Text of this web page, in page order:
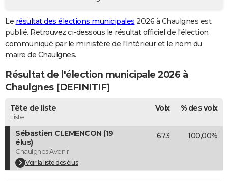
GUIDES D'ACHAT
BONS PLANS
CARTE DE VOEUX
Carte de Noël
Carte Bonne année
Carte Saint-Valentin
Carte Pâques
Carte d'anniversaire
DICTIONNAIRE
Dictionnaire
Biographies
Citations
Expressions
Proverbes
PROGRAMME TV
COPAINS D'AVANT
S'inscrire
Se connecter
Lycées
Collèges
Primaires
Universités
Entreprises
Service militaire
Avis de recherche
AVIS DE DÉCÈS
Le résultat des élections municipales 2026 à Chaulgnes est
publié. Retrouvez ci-dessous le résultat officiel de l'élection
communiqué par le ministère de l'Intérieur et le nom du
maire de Chaulgnes.
Résultat de l'élection municipale 2026 à
Chaulgnes [DEFINITIF]
Tête de liste
Liste
Voix % des voix
Sébastien CLEMENCON (19
élus)
Chaulgnes Avenir
Voir la liste des élus
673 100,00%